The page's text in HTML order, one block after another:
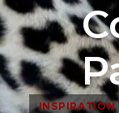
INSPIRATION